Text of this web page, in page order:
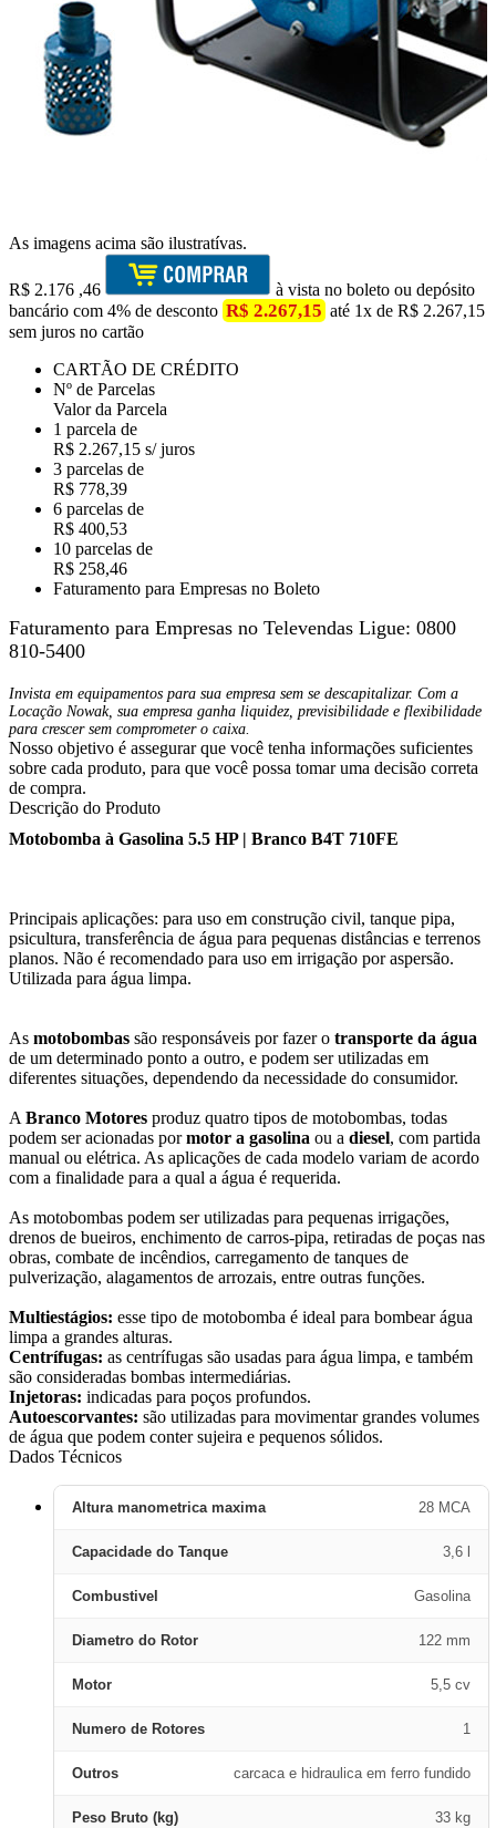
As imagens acima são ilustratívas.
R$ 2.176 ,46
à vista no boleto ou depósito
bancário com 4% de desconto R$ 2.267,15 até 1x de R$ 2.267,15
sem juros no cartão
CARTÃO DE CRÉDITO
Nº de Parcelas
Valor da Parcela
1 parcela de
R$ 2.267,15 s/ juros
3 parcelas de
R$ 778,39
6 parcelas de
R$ 400,53
10 parcelas de
R$ 258,46
Faturamento para Empresas no Boleto
Faturamento para Empresas no Televendas Ligue: 0800
810-5400
Invista em equipamentos para sua empresa sem se descapitalizar. Com a
Locação Nowak, sua empresa ganha liquidez, previsibilidade e flexibilidade
para crescer sem comprometer o caixa.
Nosso objetivo é assegurar que você tenha informações suficientes
sobre cada produto, para que você possa tomar uma decisão correta
de compra.
Descrição do Produto
Motobomba à Gasolina 5.5 HP | Branco B4T 710FE
Principais aplicações: para uso em construção civil, tanque pipa,
psicultura, transferência de água para pequenas distâncias e terrenos
planos. Não é recomendado para uso em irrigação por aspersão.
Utilizada para água limpa.
As motobombas são responsáveis por fazer o transporte da água
de um determinado ponto a outro, e podem ser utilizadas em
diferentes situações, dependendo da necessidade do consumidor.
A Branco Motores produz quatro tipos de motobombas, todas
podem ser acionadas pormotor a gasolina ou a diesel, com partida
manual ou elétrica. As aplicações de cada modelo variam de acordo
com a finalidade para a qual a água é requerida.
As motobombas podem ser utilizadas para pequenas irrigações,
drenos de bueiros, enchimento de carros-pipa, retiradas de poças nas
obras, combate de incêndios, carregamento de tanques de
pulverização, alagamentos de arrozais, entre outras funções.
Multiestágios: esse tipo de motobomba é ideal para bombear água
limpa a grandes alturas.
Centrífugas: as centrífugas são usadas para água limpa, e também
são consideradas bombas intermediárias.
Injetoras: indicadas para poços profundos.
Autoescorvantes: são utilizadas para movimentar grandes volumes
de água que podem conter sujeira e pequenos sólidos.
Dados Técnicos
Altura manometrica maxima 28 MCA
Capacidade do Tanque 3,6 l
Combustivel Gasolina
Diametro do Rotor 122 mm
Motor 5,5 cv
Numero de Rotores 1
Outros carcaca e hidraulica em ferro fundido
Peso Bruto (kg) 33 kg